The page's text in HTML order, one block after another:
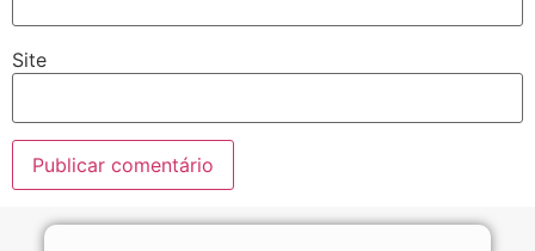
Site